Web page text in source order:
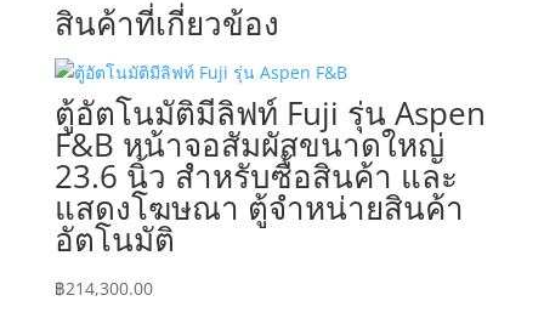
สินค้าที่เกี่ยวข้อง
ตู้อัตโนมัติมีลิฟท์ Fuji รุ่น Aspen
F&B หน้าจอสัมผัสขนาดใหญ่
23.6 นิ้ว สำหรับซื้อสินค้า และ
แสดงโฆษณา ตู้จำหน่ายสินค้า
อัตโนมัติ
฿214,300.00